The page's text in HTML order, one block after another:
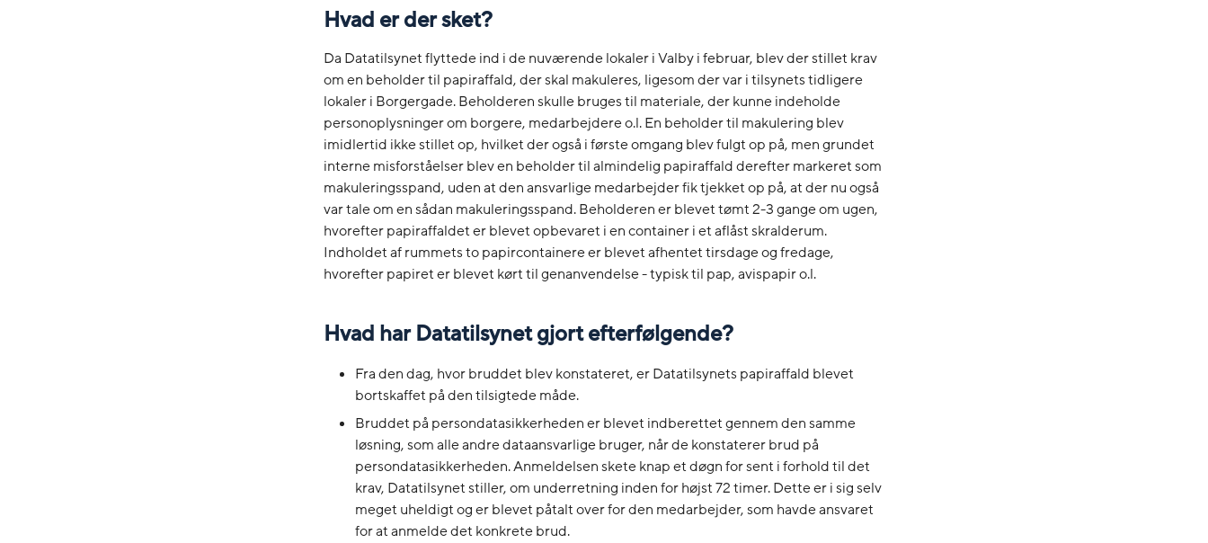
Hvad er der sket?
Da Datatilsynet flyttede ind i de nuværende lokaler i Valby i februar, blev der stillet krav
om en beholder til papiraffald, der skal makuleres, ligesom der var i tilsynets tidligere
lokaler i Borgergade. Beholderen skulle bruges til materiale, der kunne indeholde
personoplysninger om borgere, medarbejdere o.l. En beholder til makulering blev
imidlertid ikke stillet op, hvilket der også i første omgang blev fulgt op på, men grundet
interne misforståelser blev en beholder til almindelig papiraffald derefter markeret som
makuleringsspand, uden at den ansvarlige medarbejder fik tjekket op på, at der nu også
var tale om en sådan makuleringsspand. Beholderen er blevet tømt 2-3 gange om ugen,
hvorefter papiraffaldet er blevet opbevaret i en container i et aflåst skralderum.
Indholdet af rummets to papircontainere er blevet afhentet tirsdage og fredage,
hvorefter papiret er blevet kørt til genanvendelse - typisk til pap, avispapir o.l.
Hvad har Datatilsynet gjort efterfølgende?
Fra den dag, hvor bruddet blev konstateret, er Datatilsynets papiraffald blevet
bortskaffet på den tilsigtede måde.
Bruddet på persondatasikkerheden er blevet indberettet gennem den samme
løsning, som alle andre dataansvarlige bruger, når de konstaterer brud på
persondatasikkerheden. Anmeldelsen skete knap et døgn for sent i forhold til det
krav, Datatilsynet stiller, om underretning inden for højst 72 timer. Dette er i sig selv
meget uheldigt og er blevet påtalt over for den medarbejder, som havde ansvaret
for at anmelde det konkrete brud.